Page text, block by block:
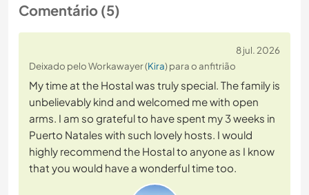
Comentário (5)
8 jul. 2026
Deixado pelo Workawayer (Kira) para o anfitrião
My time at the Hostal was truly special. The family is
unbelievably kind and welcomed me with open
arms. I am so grateful to have spent my 3 weeks in
Puerto Natales with such lovely hosts. I would
highly recommend the Hostal to anyone as I know
that you would have a wonderful time too.